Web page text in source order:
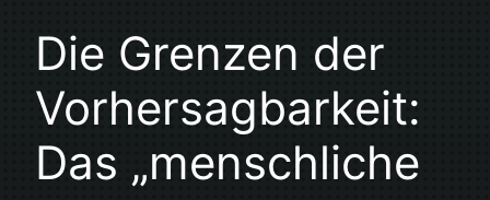
Die Grenzen der
Vorhersagbarkeit:
Das „menschliche